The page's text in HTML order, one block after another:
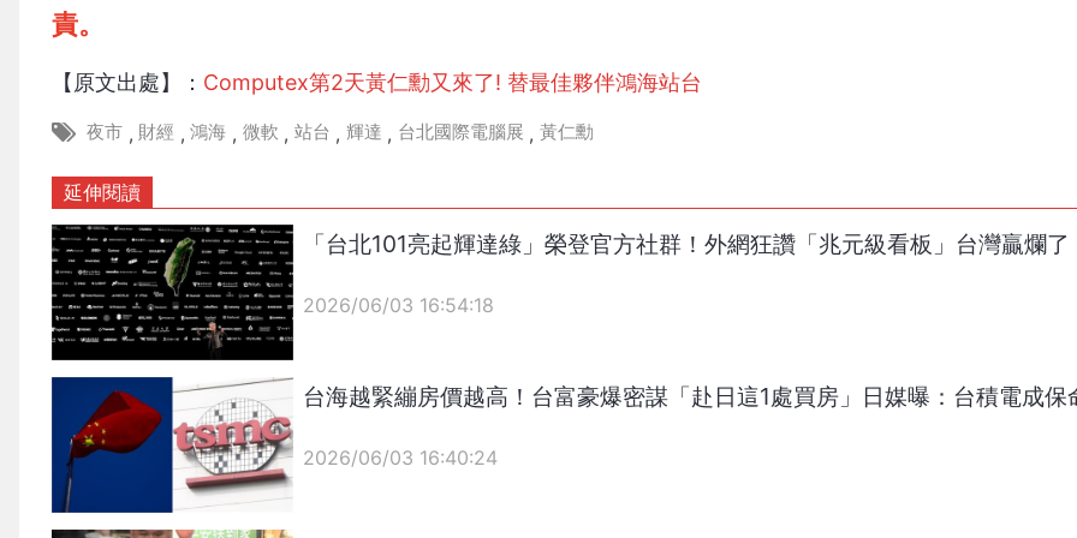
責。
【原文出處】： Computex第2天黃仁勳又來了! 替最佳夥伴鴻海站台
夜市 , 財經 , 鴻海 , 微軟 , 站台 , 輝達 , 台北國際電腦展 , 黃仁勳
延伸閱讀
{PLAYICON}
「台北101亮起輝達綠」榮登官方社群！外網狂讚「兆元級看板」台灣贏爛了
2026/06/03 16:54:18
{PLAYICON}
台海越緊繃房價越高！台富豪爆密謀「赴日這1處買房」日媒曝：台積電成保
2026/06/03 16:40:24